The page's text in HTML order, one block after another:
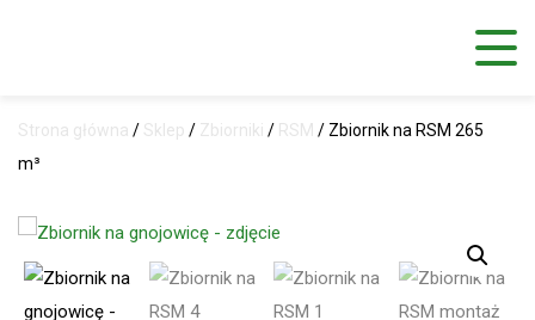
Strona główna / Sklep / Zbiorniki / RSM / Zbiornik na RSM 265
m³